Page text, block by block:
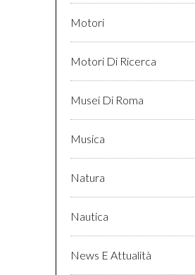
Motori
Motori Di Ricerca
Musei Di Roma
Musica
Natura
Nautica
News E Attualità